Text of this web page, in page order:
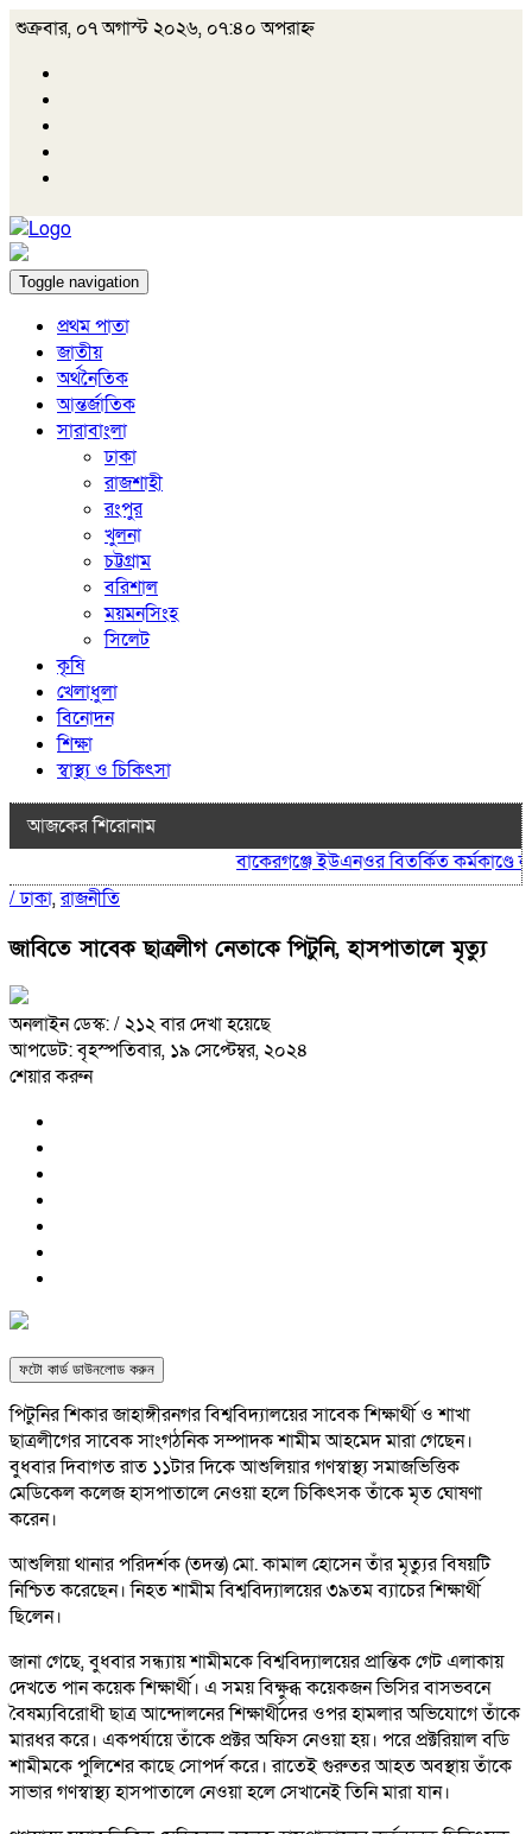
শুক্রবার, ০৭ অগাস্ট ২০২৬, ০৭:৪০ অপরাহ্ন
Toggle navigation
প্রথম পাতা
জাতীয়
অর্থনৈতিক
আন্তর্জাতিক
সারাবাংলা
ঢাকা
রাজশাহী
রংপুর
খুলনা
চট্টগ্রাম
বরিশাল
ময়মনসিংহ
সিলেট
কৃষি
খেলাধুলা
বিনোদন
শিক্ষা
স্বাস্থ্য ও চিকিৎসা
আজকের শিরোনাম
বাকেরগঞ্জে ইউএনওর বিতর্কিত কর্মকাণ্ডে
/ঢাকা,রাজনীতি
জাবিতে সাবেক ছাত্রলীগ নেতাকে পিটুনি, হাসপাতালে মৃত্যু
অনলাইন ডেস্ক:/ ২১২ বার দেখা হয়েছে
আপডেট: বৃহস্পতিবার, ১৯ সেপ্টেম্বর, ২০২৪
শেয়ার করুন
ফটো কার্ড ডাউনলোড করুন
পিটুনির শিকার জাহাঙ্গীরনগর বিশ্ববিদ্যালয়ের সাবেক শিক্ষার্থী ও শাখা
ছাত্রলীগের সাবেক সাংগঠনিক সম্পাদক শামীম আহমেদ মারা গেছেন।
বুধবার দিবাগত রাত ১১টার দিকে আশুলিয়ার গণস্বাস্থ্য সমাজভিত্তিক
মেডিকেল কলেজ হাসপাতালে নেওয়া হলে চিকিৎসক তাঁকে মৃত ঘোষণা
করেন।
আশুলিয়া থানার পরিদর্শক (তদন্ত) মো. কামাল হোসেন তাঁর মৃত্যুর বিষয়টি
নিশ্চিত করেছেন। নিহত শামীম বিশ্ববিদ্যালয়ের ৩৯তম ব্যাচের শিক্ষার্থী
ছিলেন।
জানা গেছে, বুধবার সন্ধ্যায় শামীমকে বিশ্ববিদ্যালয়ের প্রান্তিক গেট এলাকায়
দেখতে পান কয়েক শিক্ষার্থী। এ সময় বিক্ষুব্ধ কয়েকজন ভিসির বাসভবনে
বৈষম্যবিরোধী ছাত্র আন্দোলনের শিক্ষার্থীদের ওপর হামলার অভিযোগে তাঁকে
মারধর করে। একপর্যায়ে তাঁকে প্রক্টর অফিস নেওয়া হয়। পরে প্রক্টরিয়াল বডি
শামীমকে পুলিশের কাছে সোপর্দ করে। রাতেই গুরুতর আহত অবস্থায় তাঁকে
সাভার গণস্বাস্থ্য হাসপাতালে নেওয়া হলে সেখানেই তিনি মারা যান।